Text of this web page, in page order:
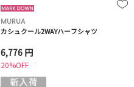
MURUA
カシュクール2WAYハーフシャツ
6,776 円
20%OFF